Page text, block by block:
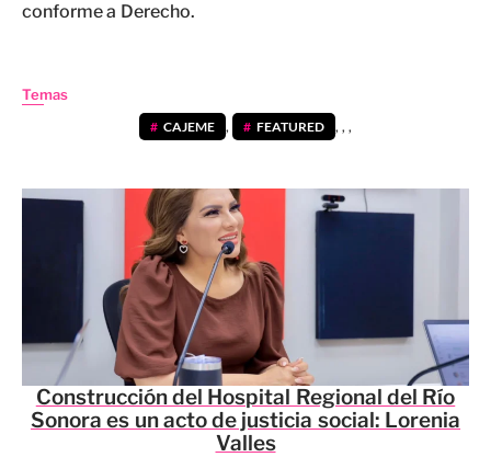
conforme a Derecho.
Temas
CAJEME , FEATURED ,,,
Construcción del Hospital Regional del Río
Sonora es un acto de justicia social: Lorenia
Valles